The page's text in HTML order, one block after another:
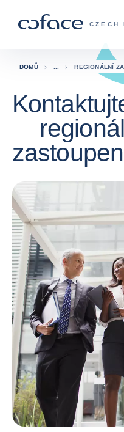
CZECH
Zpět na hlavní stránku
DOMŮ REGIONÁLNÍ